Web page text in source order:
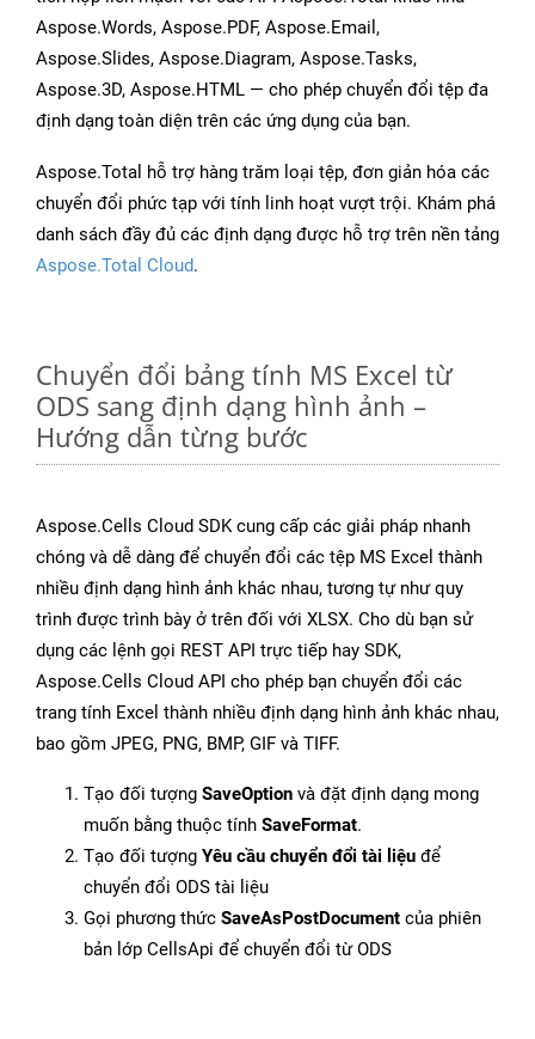
Aspose.Words, Aspose.PDF, Aspose.Email,
Aspose.Slides, Aspose.Diagram, Aspose.Tasks,
Aspose.3D, Aspose.HTML — cho phép chuyển đổi tệp đa
định dạng toàn diện trên các ứng dụng của bạn.
Aspose.Total hỗ trợ hàng trăm loại tệp, đơn giản hóa các
chuyển đổi phức tạp với tính linh hoạt vượt trội. Khám phá
danh sách đầy đủ các định dạng được hỗ trợ trên nền tảng
Aspose.Total Cloud.
Chuyển đổi bảng tính MS Excel từ
ODS sang định dạng hình ảnh –
Hướng dẫn từng bước
Aspose.Cells Cloud SDK cung cấp các giải pháp nhanh
chóng và dễ dàng để chuyển đổi các tệp MS Excel thành
nhiều định dạng hình ảnh khác nhau, tương tự như quy
trình được trình bày ở trên đối với XLSX. Cho dù bạn sử
dụng các lệnh gọi REST API trực tiếp hay SDK,
Aspose.Cells Cloud API cho phép bạn chuyển đổi các
trang tính Excel thành nhiều định dạng hình ảnh khác nhau,
bao gồm JPEG, PNG, BMP, GIF và TIFF.
Tạo đối tượng SaveOption và đặt định dạng mong
muốn bằng thuộc tính SaveFormat.
Tạo đối tượng Yêu cầu chuyển đổi tài liệu để
chuyển đổi ODS tài liệu
Gọi phương thức SaveAsPostDocument của phiên
bản lớp CellsApi để chuyển đổi từ ODS